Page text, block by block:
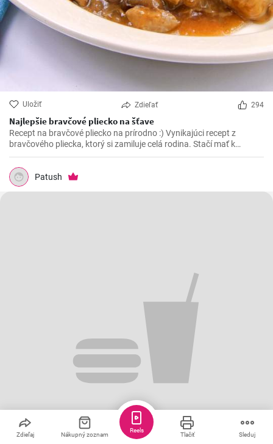
Uložiť Zdieľať 294
Najlepšie bravčové pliecko na šťave
Recept na bravčové pliecko na prírodno :) Vynikajúci recept z
bravčového pliecka, ktorý si zamiluje celá rodina. Stačí mať k
dispozícií pár ingrediencií a vynikajúce bravčové mäso na šťave je
na svete.
Patush
Zdieľaj Nákupný zoznam Tlačiť Sleduj
Reels